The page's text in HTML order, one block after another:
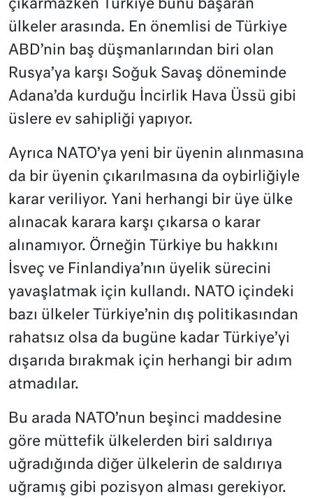
çıkarmazken Türkiye bunu başaran
ülkeler arasında. En önemlisi de Türkiye
ABD’nin baş düşmanlarından biri olan
Rusya’ya karşı Soğuk Savaş döneminde
Adana’da kurduğu İncirlik Hava Üssü gibi
üslere ev sahipliği yapıyor.
Ayrıca NATO’ya yeni bir üyenin alınmasına
da bir üyenin çıkarılmasına da oybirliğiyle
karar veriliyor. Yani herhangi bir üye ülke
alınacak karara karşı çıkarsa o karar
alınamıyor. Örneğin Türkiye bu hakkını
İsveç ve Finlandiya’nın üyelik sürecini
yavaşlatmak için kullandı. NATO içindeki
bazı ülkeler Türkiye’nin dış politikasından
rahatsız olsa da bugüne kadar Türkiye’yi
dışarıda bırakmak için herhangi bir adım
atmadılar.
Bu arada NATO’nun beşinci maddesine
göre müttefik ülkelerden biri saldırıya
uğradığında diğer ülkelerin de saldırıya
uğramış gibi pozisyon alması gerekiyor.